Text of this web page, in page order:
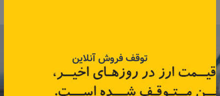
همین حالا ۱۵ هزار تومان کد‌تخفیف خرید
آنلاین
توقف فروش آنلاین